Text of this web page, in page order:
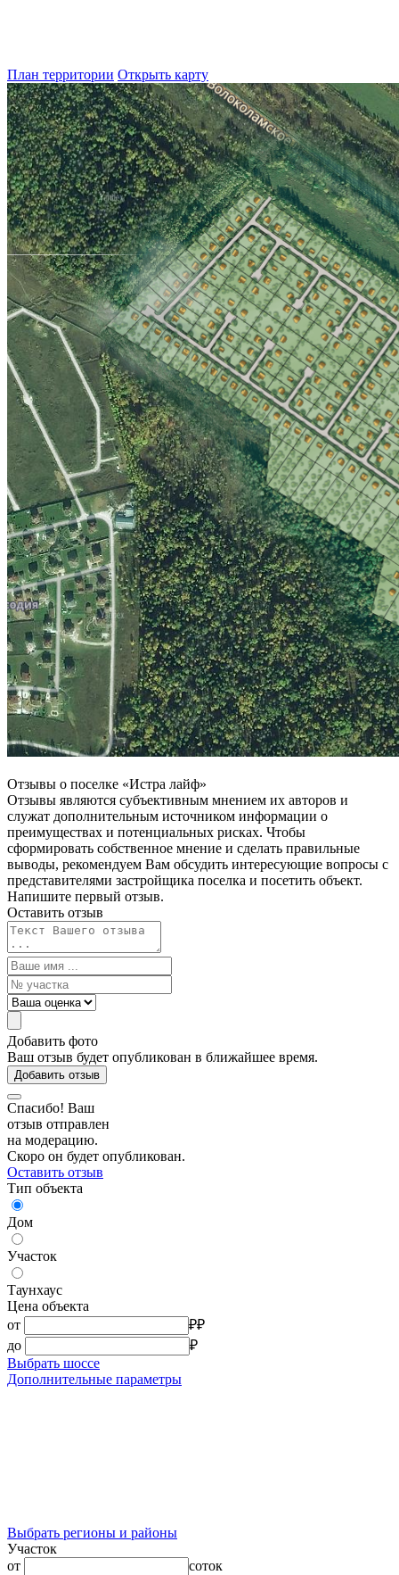
План территории Открыть карту
Отзывы о поселке «Истра лайф»
Отзывы являются субъективным мнением их авторов и
служат дополнительным источником информации о
преимуществах и потенциальных рисках. Чтобы
сформировать собственное мнение и сделать правильные
выводы, рекомендуем Вам обсудить интересующие вопросы с
представителями застройщика поселка и посетить объект.
Напишите первый отзыв.
Оставить отзыв
Добавить фото
Ваш отзыв будет опубликован в ближайшее время.
Добавить отзыв
Спасибо! Ваш
отзыв отправлен
на модерацию.
Скоро он будет опубликован.
Оставить отзыв
Тип объекта
Дом
Участок
Таунхаус
Цена объекта
от
₽₽
до
₽
Выбрать шоссе
Дополнительные параметры
Выбрать регионы и районы
Участок
от
соток